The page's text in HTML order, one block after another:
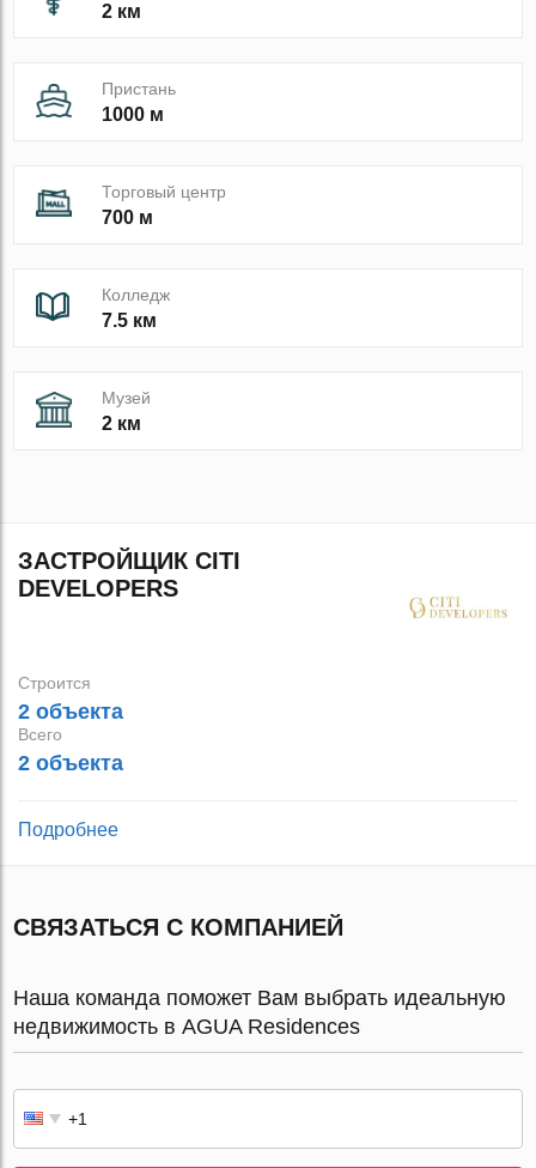
2 км
Пристань
1000 м
Торговый центр
700 м
Колледж
7.5 км
Музей
2 км
ЗАСТРОЙЩИК CITI
DEVELOPERS
Строится
2 объекта
Всего
2 объекта
Подробнее
СВЯЗАТЬСЯ С КОМПАНИЕЙ
Наша команда поможет Вам выбрать идеальную
недвижимость в AGUA Residences